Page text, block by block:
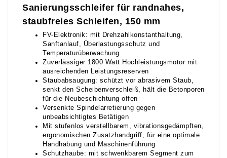
Sanierungsschleifer für randnahes,
staubfreies Schleifen, 150 mm
FV-Elektronik: mit Drehzahlkonstanthaltung,
Sanftanlauf, Überlastungsschutz und
Temperaturüberwachung
Zuverlässiger 1800 Watt Hochleistungsmotor mit
ausreichenden Leistungsreserven
Staubabsaugung: schützt vor abrasivem Staub,
senkt den Scheibenverschleiß, hält die Betonporen
für die Neubeschichtung offen
Versenkte Spindelarretierung gegen
unbeabsichtigtes Betätigen
Mit stufenlos verstellbarem, vibrationsgedämpften,
ergonomischen Zusatzhandgriff, für eine optimale
Handhabung und Maschinenführung
Schutzhaube: mit schwenkbarem Segment zum